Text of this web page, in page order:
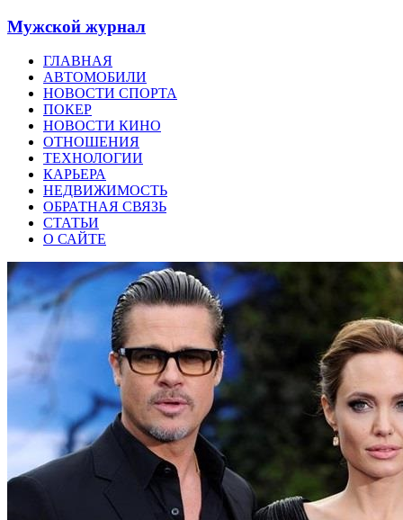
Мужской журнал
ГЛАВНАЯ
АВТОМОБИЛИ
НОВОСТИ СПОРТА
ПОКЕР
НОВОСТИ КИНО
ОТНОШЕНИЯ
ТЕХНОЛОГИИ
КАРЬЕРА
НЕДВИЖИМОСТЬ
ОБРАТНАЯ СВЯЗЬ
СТАТЬИ
О САЙТЕ